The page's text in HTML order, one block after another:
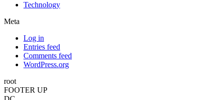
Technology
Meta
Log in
Entries feed
Comments feed
WordPress.org
root
FOOTER UP